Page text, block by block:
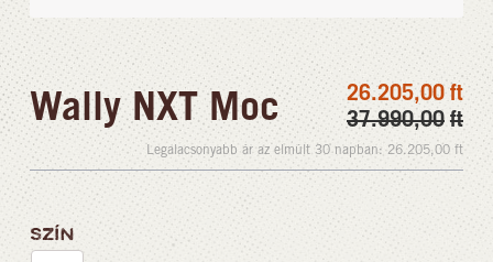
Wally NXT Moc 26.205,00 ft
37.990,00 ft
Legalacsonyabb ár az elmúlt 30 napban:26.205,00 ft
SZÍN